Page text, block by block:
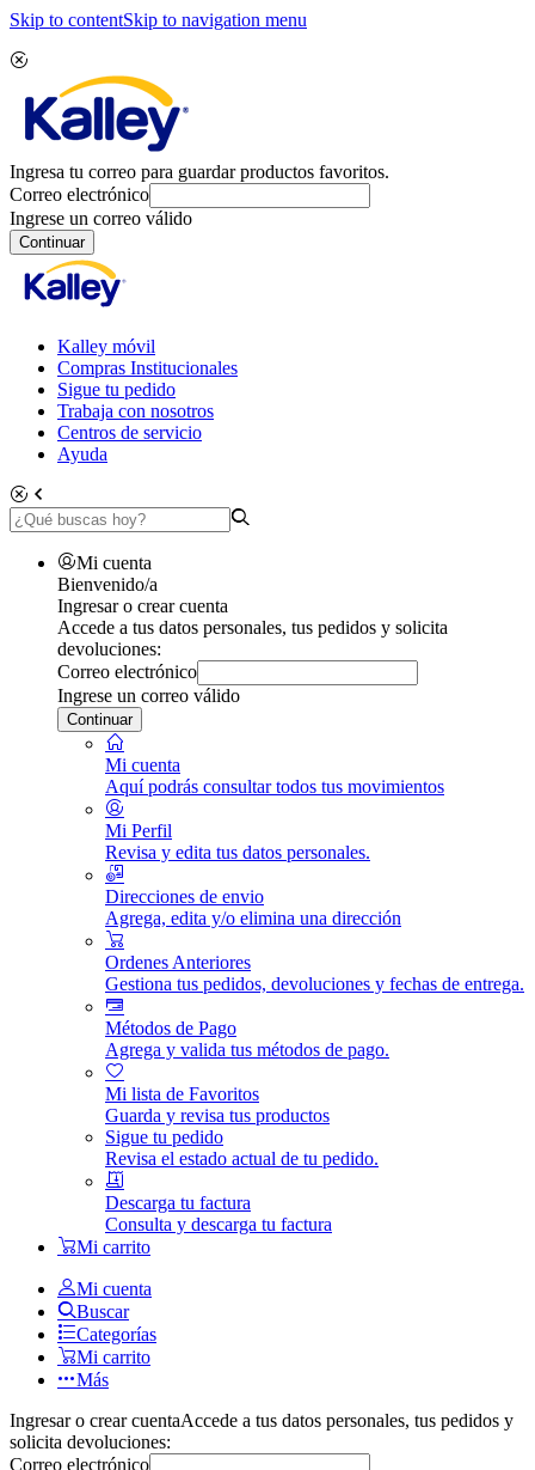
Skip to contentSkip to navigation menu
Ingresa tu correo para guardar productos favoritos.
Correo electrónico
Ingrese un correo válido
Continuar
Kalley móvil
Compras Institucionales
Sigue tu pedido
Trabaja con nosotros
Centros de servicio
Ayuda
Mi cuenta
Bienvenido/a
Ingresar o crear cuenta
Accede a tus datos personales, tus pedidos y solicita
devoluciones:
Correo electrónico
Ingrese un correo válido
Continuar
Mi cuenta
Aquí podrás consultar todos tus movimientos
Mi Perfil
Revisa y edita tus datos personales.
Direcciones de envio
Agrega, edita y/o elimina una dirección
Ordenes Anteriores
Gestiona tus pedidos, devoluciones y fechas de entrega.
Métodos de Pago
Agrega y valida tus métodos de pago.
Mi lista de Favoritos
Guarda y revisa tus productos
Sigue tu pedido
Revisa el estado actual de tu pedido.
Descarga tu factura
Consulta y descarga tu factura
Mi carrito
Mi cuenta
Buscar
Categorías
Mi carrito
Más
Ingresar o crear cuentaAccede a tus datos personales, tus pedidos y
solicita devoluciones:
Correo electrónico